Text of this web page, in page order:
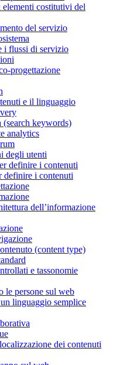
costitutivi del
del servizio
i flussi di servizio
progettazione
e il linguaggio
keywords)
analytics
degli utenti
definire i contenuti
definire i contenuti
dell’informazione
(content type)
e tassonomie
le persone sul web
linguaggio semplice
dei contenuti